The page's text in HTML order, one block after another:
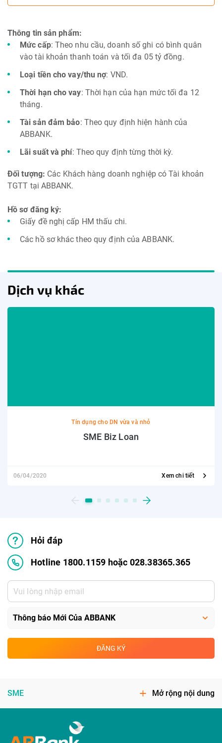
Thông tin sản phẩm:
Mức cấp: Theo nhu cầu, doanh số ghi có bình quân
vào tài khoản thanh toán và tối đa 05 tỷ đồng.
Loại tiền cho vay/thu nợ: VND.
Thời hạn cho vay: Thời hạn của hạn mức tối đa 12
tháng.
Tài sản đảm bảo: Theo quy định hiện hành của
ABBANK.
Lãi suất và phí: Theo quy định từng thời kỳ.
Đối tượng: Các Khách hàng doanh nghiệp có Tài khoản
TGTT tại ABBANK.
Hồ sơ đăng ký:
Giấy đề nghị cấp HM thấu chi.
Các hồ sơ khác theo quy định của ABBANK.
Dịch vụ khác
Tín dụng cho DN vừa và nhỏ
SME Biz Loan
06/04/2020 Xem chi tiết
Hỏi đáp
Hotline 1800.1159 hoặc 028.38365.365
ĐĂNG KÝ
SME Mở rộng nội dung